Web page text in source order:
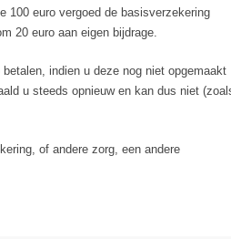
100 euro vergoed de basisverzekering
20 euro aan eigen bijdrage.
indien u deze nog niet opgemaakt
u steeds opnieuw en kan dus niet
of andere zorg, een andere